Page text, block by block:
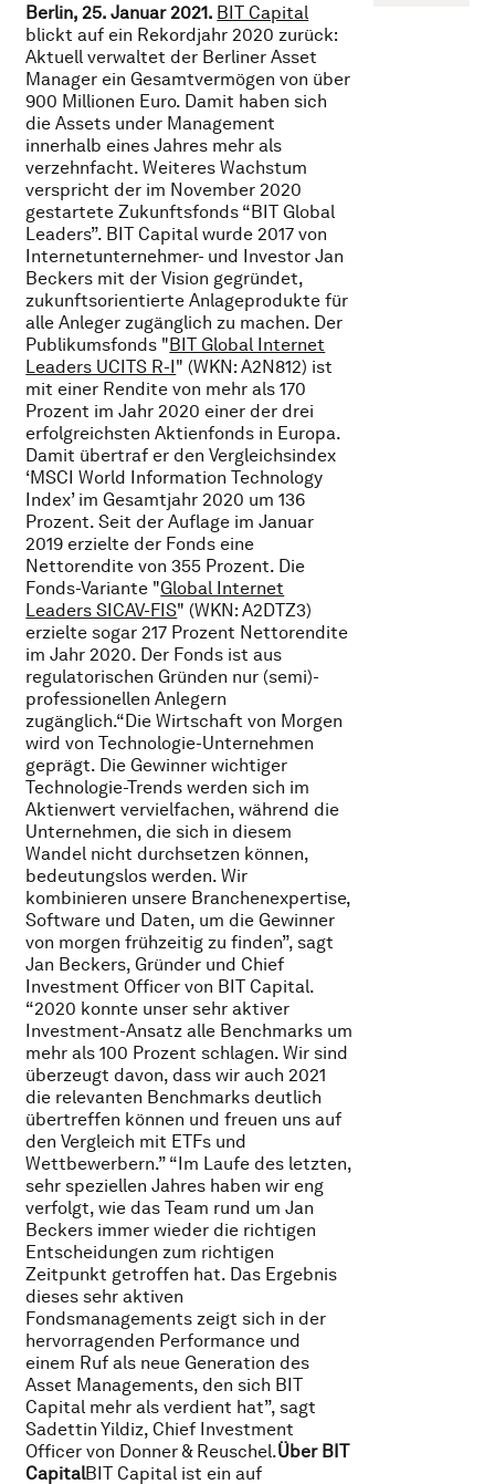
Berlin, 25. Januar 2021. BIT Capital
blickt auf ein Rekordjahr 2020 zurück:
Aktuell verwaltet der Berliner Asset
Manager ein Gesamtvermögen von über
900 Millionen Euro. Damit haben sich
die Assets under Management
innerhalb eines Jahres mehr als
verzehnfacht. Weiteres Wachstum
verspricht der im November 2020
gestartete Zukunftsfonds “BIT Global
Leaders”. BIT Capital wurde 2017 von
Internetunternehmer- und Investor Jan
Beckers mit der Vision gegründet,
zukunftsorientierte Anlageprodukte für
alle Anleger zugänglich zu machen. Der
Publikumsfonds "BIT Global Internet
Leaders UCITS R-I" (WKN: A2N812) ist
mit einer Rendite von mehr als 170
Prozent im Jahr 2020 einer der drei
erfolgreichsten Aktienfonds in Europa.
Damit übertraf er den Vergleichsindex
‘MSCI World Information Technology
Index’ im Gesamtjahr 2020 um 136
Prozent. Seit der Auflage im Januar
2019 erzielte der Fonds eine
Nettorendite von 355 Prozent. Die
Fonds-Variante "Global Internet
Leaders SICAV-FIS" (WKN: A2DTZ3)
erzielte sogar 217 Prozent Nettorendite
im Jahr 2020. Der Fonds ist aus
regulatorischen Gründen nur (semi)-
professionellen Anlegern
zugänglich.“Die Wirtschaft von Morgen
wird von Technologie-Unternehmen
geprägt. Die Gewinner wichtiger
Technologie-Trends werden sich im
Aktienwert vervielfachen, während die
Unternehmen, die sich in diesem
Wandel nicht durchsetzen können,
bedeutungslos werden. Wir
kombinieren unsere Branchenexpertise,
Software und Daten, um die Gewinner
von morgen frühzeitig zu finden”, sagt
Jan Beckers, Gründer und Chief
Investment Officer von BIT Capital.
“2020 konnte unser sehr aktiver
Investment-Ansatz alle Benchmarks um
mehr als 100 Prozent schlagen. Wir sind
überzeugt davon, dass wir auch 2021
die relevanten Benchmarks deutlich
übertreffen können und freuen uns auf
den Vergleich mit ETFs und
Wettbewerbern.” “Im Laufe des letzten,
sehr speziellen Jahres haben wir eng
verfolgt, wie das Team rund um Jan
Beckers immer wieder die richtigen
Entscheidungen zum richtigen
Zeitpunkt getroffen hat. Das Ergebnis
dieses sehr aktiven
Fondsmanagements zeigt sich in der
hervorragenden Performance und
einem Ruf als neue Generation des
Asset Managements, den sich BIT
Capital mehr als verdient hat”, sagt
Sadettin Yildiz, Chief Investment
Officer von Donner & Reuschel.Über BIT
CapitalBIT Capital ist ein auf